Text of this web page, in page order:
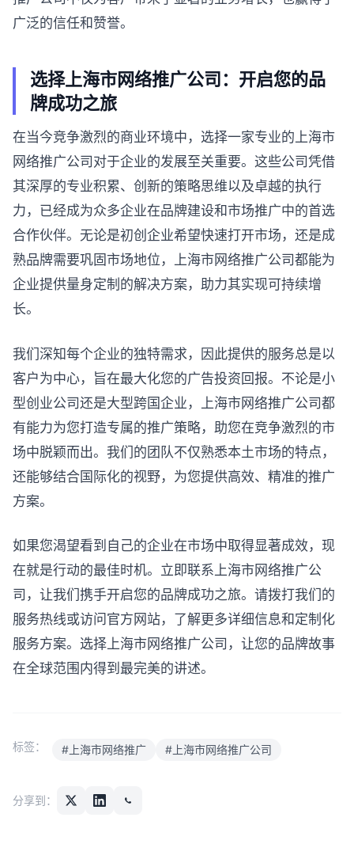
广泛的信任和赞誉。
选择上海市网络推广公司：开启您的品
牌成功之旅
在当今竞争激烈的商业环境中，选择一家专业的上海市
网络推广公司对于企业的发展至关重要。这些公司凭借
其深厚的专业积累、创新的策略思维以及卓越的执行
力，已经成为众多企业在品牌建设和市场推广中的首选
合作伙伴。无论是初创企业希望快速打开市场，还是成
熟品牌需要巩固市场地位，上海市网络推广公司都能为
企业提供量身定制的解决方案，助力其实现可持续增
长。
我们深知每个企业的独特需求，因此提供的服务总是以
客户为中心，旨在最大化您的广告投资回报。不论是小
型创业公司还是大型跨国企业，上海市网络推广公司都
有能力为您打造专属的推广策略，助您在竞争激烈的市
场中脱颖而出。我们的团队不仅熟悉本土市场的特点，
还能够结合国际化的视野，为您提供高效、精准的推广
方案。
如果您渴望看到自己的企业在市场中取得显著成效，现
在就是行动的最佳时机。立即联系上海市网络推广公
司，让我们携手开启您的品牌成功之旅。请拨打我们的
服务热线或访问官方网站，了解更多详细信息和定制化
服务方案。选择上海市网络推广公司，让您的品牌故事
在全球范围内得到最完美的讲述。
标签： #上海市网络推广 #上海市网络推广公司
分享到：